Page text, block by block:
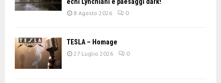
echi Lynchiani e paesaggi dark!
8 Agosto 2026 0
TESLA – Homage
27 Luglio 2026 0